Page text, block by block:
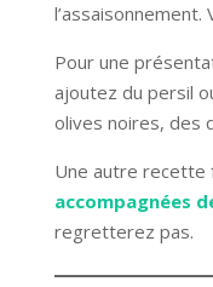
l’assaisonnement.
Pour une
ajoutez du persil
olives noires, des
Une autre recette
accompagnées
regretterez pas.